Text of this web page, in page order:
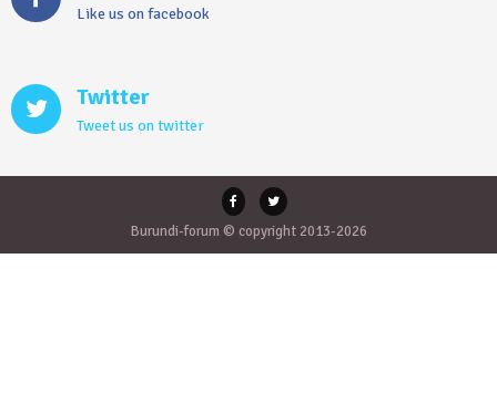
Like us on facebook
Twitter
Tweet us on twitter
Burundi-forum © copyright 2013-2026